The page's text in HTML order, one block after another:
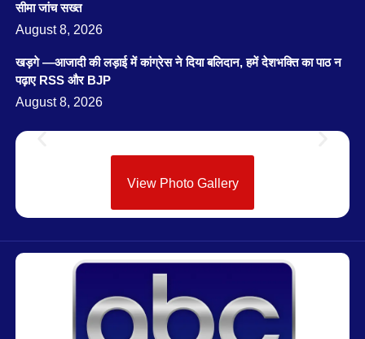
सीमा जांच सख्त
August 8, 2026
खड़गे —आजादी की लड़ाई में कांग्रेस ने दिया बलिदान, हमें देशभक्ति का पाठ न
पढ़ाए RSS और BJP
August 8, 2026
View Photo Gallery